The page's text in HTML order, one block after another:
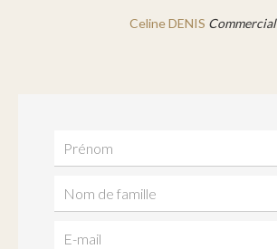
Celine DENIS Commercial